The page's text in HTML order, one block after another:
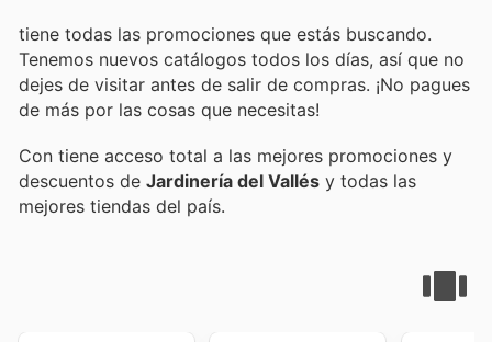
tiene todas las promociones que estás buscando.
Tenemos nuevos catálogos todos los días, así que no
dejes de visitar antes de salir de compras. ¡No pagues
de más por las cosas que necesitas!
Con tiene acceso total a las mejores promociones y
descuentos de Jardinería del Vallés y todas las
mejores tiendas del país.